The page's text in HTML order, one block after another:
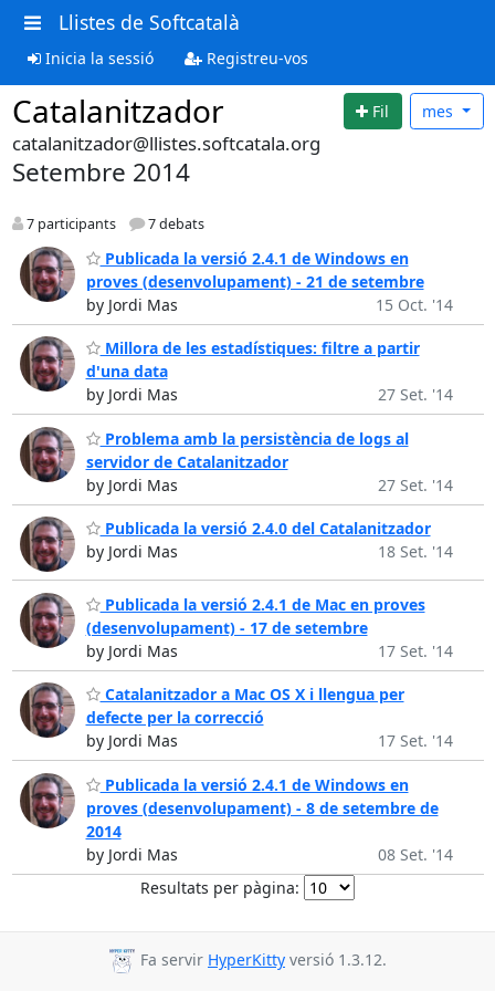
Llistes de Softcatalà
Inicia la sessió Registreu-vos
Catalanitzador Fil mes
catalanitzador@llistes.softcatala.org
Setembre 2014
7 participants 7 debats
Publicada la versió 2.4.1 de Windows en
proves (desenvolupament) - 21 de setembre
by Jordi Mas
15 Oct. '14
Millora de les estadístiques: filtre a partir
d'una data
by Jordi Mas
27 Set. '14
Problema amb la persistència de logs al
servidor de Catalanitzador
by Jordi Mas
27 Set. '14
Publicada la versió 2.4.0 del Catalanitzador
by Jordi Mas
18 Set. '14
Publicada la versió 2.4.1 de Mac en proves
(desenvolupament) - 17 de setembre
by Jordi Mas
17 Set. '14
Catalanitzador a Mac OS X i llengua per
defecte per la correcció
by Jordi Mas
17 Set. '14
Publicada la versió 2.4.1 de Windows en
proves (desenvolupament) - 8 de setembre de
2014
by Jordi Mas
08 Set. '14
Resultats per pàgina:
Fa servir HyperKitty versió 1.3.12.